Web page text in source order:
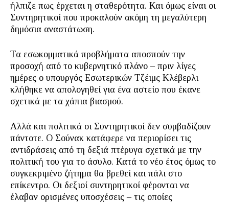
ήλπιζε πως έρχεται η σταθερότητα. Και όμως είναι οι
Συντηρητικοί που προκαλούν ακόμη τη μεγαλύτερη
δημόσια αναστάτωση.
Τα εσωκομματικά προβλήματα αποσπούν την
προσοχή από το κυβερνητικό πλάνο – πριν λίγες
ημέρες ο υπουργός Εσωτερικών Τζέιμς Κλέβερλι
κλήθηκε να απολογηθεί για ένα αστείο που έκανε
σχετικά με τα χάπια βιασμού.
Αλλά και πολιτικά οι Συντηρητικοί δεν συμβαδίζουν
πάντοτε. Ο Σούνακ κατάφερε να περιορίσει τις
αντιδράσεις από τη δεξιά πτέρυγα σχετικά με την
πολιτική του για το άσυλο. Κατά το νέο έτος όμως το
συγκεκριμένο ζήτημα θα βρεθεί και πάλι στο
επίκεντρο. Οι δεξιοί συντηρητικοί φέρονται να
έλαβαν ορισμένες υποσχέσεις – τις οποίες